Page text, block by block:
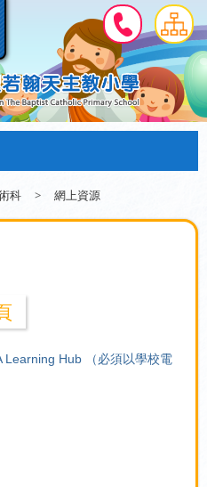
科 > 網上資源
Learning Hub （必須以學校電